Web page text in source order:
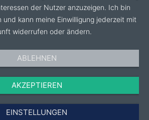
der Nutzer anzuzeigen. Ich bin
kann meine Einwilligung jederzeit mit
widerrufen oder ändern.
ABLEHNEN
AKZEPTIEREN
EINSTELLUNGEN